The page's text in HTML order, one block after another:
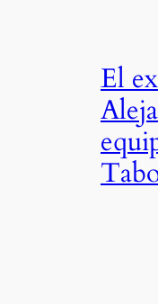
El